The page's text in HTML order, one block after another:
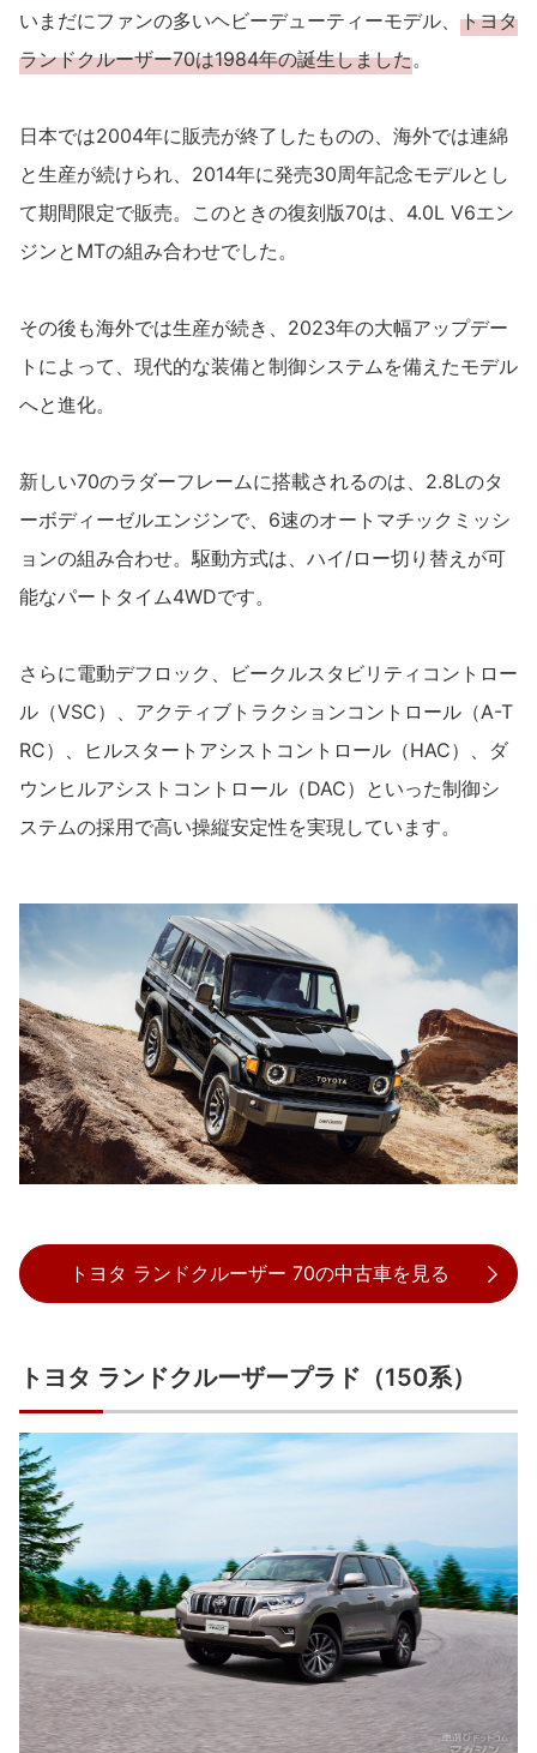
いまだにファンの多いヘビーデューティーモデル、 トヨタ
ランドクルーザー70は1984年の誕生しました。
日本では2004年に販売が終了したものの、海外では連綿
と生産が続けられ、2014年に発売30周年記念モデルとし
て期間限定で販売。このときの復刻版70は、4.0L V6エン
ジンとMTの組み合わせでした。
その後も海外では生産が続き、2023年の大幅アップデー
トによって、現代的な装備と制御システムを備えたモデル
へと進化。
新しい70のラダーフレームに搭載されるのは、2.8Lのタ
ーボディーゼルエンジンで、6速のオートマチックミッシ
ョンの組み合わせ。駆動方式は、ハイ/ロー切り替えが可
能なパートタイム4WDです。
さらに電動デフロック、ビークルスタビリティコントロー
ル（VSC）、アクティブトラクションコントロール（A-T
RC）、ヒルスタートアシストコントロール（HAC）、ダ
ウンヒルアシストコントロール（DAC）といった制御シ
ステムの採用で高い操縦安定性を実現しています。
トヨタ ランドクルーザー 70の中古車を見る
トヨタ ランドクルーザープラド（150系）